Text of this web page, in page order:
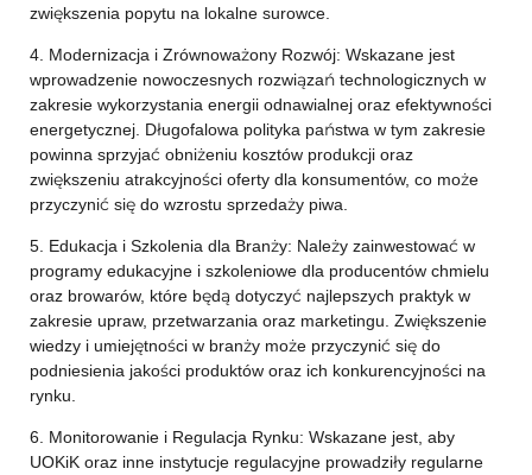
zwiększenia popytu na lokalne surowce.
4. Modernizacja i Zrównoważony Rozwój: Wskazane jest
wprowadzenie nowoczesnych rozwiązań technologicznych w
zakresie wykorzystania energii odnawialnej oraz efektywności
energetycznej. Długofalowa polityka państwa w tym zakresie
powinna sprzyjać obniżeniu kosztów produkcji oraz
zwiększeniu atrakcyjności oferty dla konsumentów, co może
przyczynić się do wzrostu sprzedaży piwa.
5. Edukacja i Szkolenia dla Branży: Należy zainwestować w
programy edukacyjne i szkoleniowe dla producentów chmielu
oraz browarów, które będą dotyczyć najlepszych praktyk w
zakresie upraw, przetwarzania oraz marketingu. Zwiększenie
wiedzy i umiejętności w branży może przyczynić się do
podniesienia jakości produktów oraz ich konkurencyjności na
rynku.
6. Monitorowanie i Regulacja Rynku: Wskazane jest, aby
UOKiK oraz inne instytucje regulacyjne prowadziły regularne